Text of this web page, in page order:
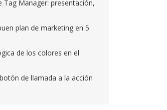
Tag Manager: presentación,
plan de marketing en 5
de los colores en el
de llamada a la acción